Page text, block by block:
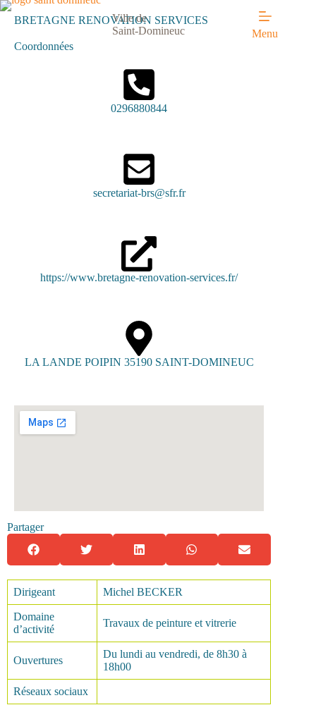
Ville de
Saint-Domineuc
Menu
BRETAGNE RENOVATION SERVICES
Coordonnées
0296880844
secretariat-brs@sfr.fr
https://www.bretagne-renovation-services.fr/
LA LANDE POIPIN 35190 SAINT-DOMINEUC
Partager
Dirigeant Michel BECKER
Domaine
d’activité
Travaux de peinture et vitrerie
Ouvertures
Du lundi au vendredi, de 8h30 à
18h00
Réseaux sociaux